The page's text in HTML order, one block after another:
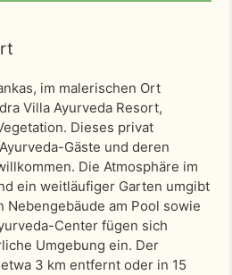
im malerischen Ort
Villa Ayurveda Resort,
Dieses privat
Gäste und deren
Die Atmosphäre im
ein weitläufiger Garten umgibt
Nebengebäude am Pool sowie
Center fügen sich
Umgebung ein. Der
3 km entfernt oder in 15